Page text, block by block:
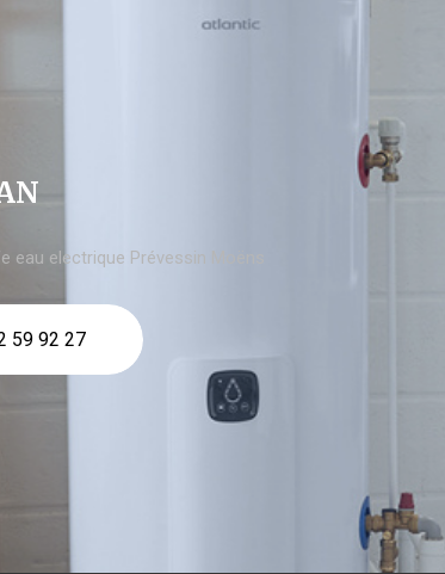
eau electrique Prévessin Moëns
59 92 27